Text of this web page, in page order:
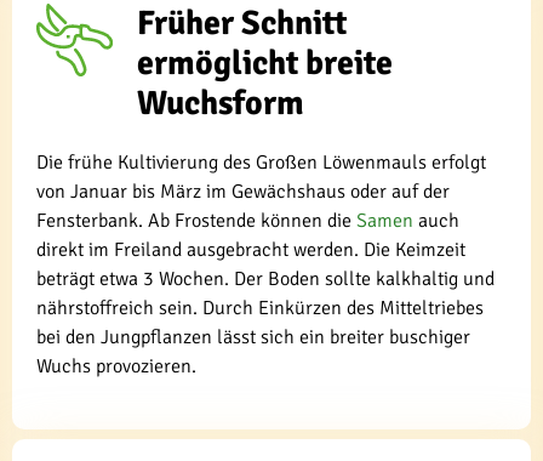
Früher Schnitt
ermöglicht breite
Wuchsform
Die frühe Kultivierung des Großen Löwenmauls erfolgt
von Januar bis März im Gewächshaus oder auf der
Fensterbank. Ab Frostende können die Samen auch
direkt im Freiland ausgebracht werden. Die Keimzeit
beträgt etwa 3 Wochen. Der Boden sollte kalkhaltig und
nährstoffreich sein. Durch Einkürzen des Mitteltriebes
bei den Jungpflanzen lässt sich ein breiter buschiger
Wuchs provozieren.